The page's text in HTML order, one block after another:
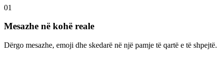
01
Mesazhe në kohë reale
Dërgo mesazhe, emoji dhe skedarë në një pamje të qartë e të shpejtë.